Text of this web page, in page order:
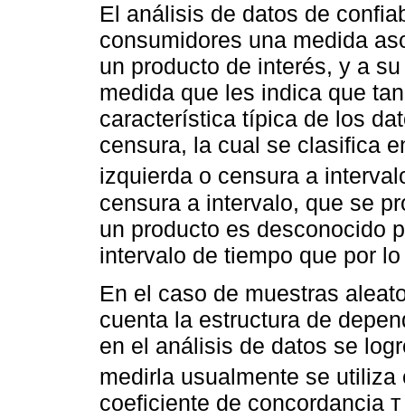
El análisis de datos de
consumidores una medida
un producto de interés, y a
medida que les indica que
característica típica de los
censura, la cual se clasifica
izquierda o censura a
censura a intervalo, que se
un producto es desconocido
intervalo de tiempo que por
En el caso de muestras
cuenta la estructura de
en el análisis de datos se
medirla usualmente se
coeficiente de concordancia